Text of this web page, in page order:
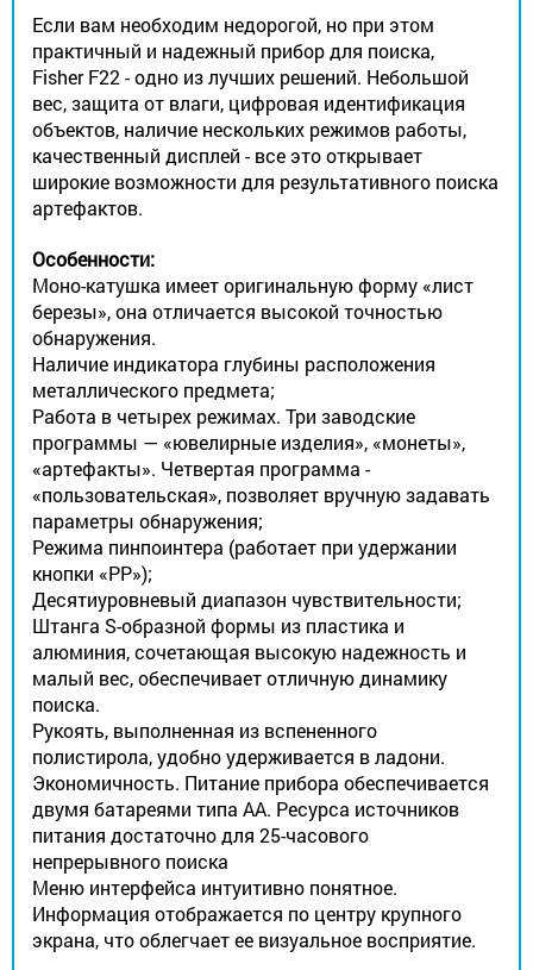
Если вам необходим недорогой, но при этом
практичный и надежный прибор для поиска,
Fisher F22 - одно из лучших решений. Небольшой
вес, защита от влаги, цифровая идентификация
объектов, наличие нескольких режимов работы,
качественный дисплей - все это открывает
широкие возможности для результативного поиска
артефактов.
Особенности:
Моно-катушка имеет оригинальную форму «лист
березы», она отличается высокой точностью
обнаружения.
Наличие индикатора глубины расположения
металлического предмета;
Работа в четырех режимах. Три заводские
программы — «ювелирные изделия», «монеты»,
«артефакты». Четвертая программа -
«пользовательская», позволяет вручную задавать
параметры обнаружения;
Режима пинпоинтера (работает при удержании
кнопки «РР»);
Десятиуровневый диапазон чувствительности;
Штанга S-образной формы из пластика и
алюминия, сочетающая высокую надежность и
малый вес, обеспечивает отличную динамику
поиска.
Рукоять, выполненная из вспененного
полистирола, удобно удерживается в ладони.
Экономичность. Питание прибора обеспечивается
двумя батареями типа АА. Ресурса источников
питания достаточно для 25-часового
непрерывного поиска
Меню интерфейса интуитивно понятное.
Информация отображается по центру крупного
экрана, что облегчает ее визуальное восприятие.